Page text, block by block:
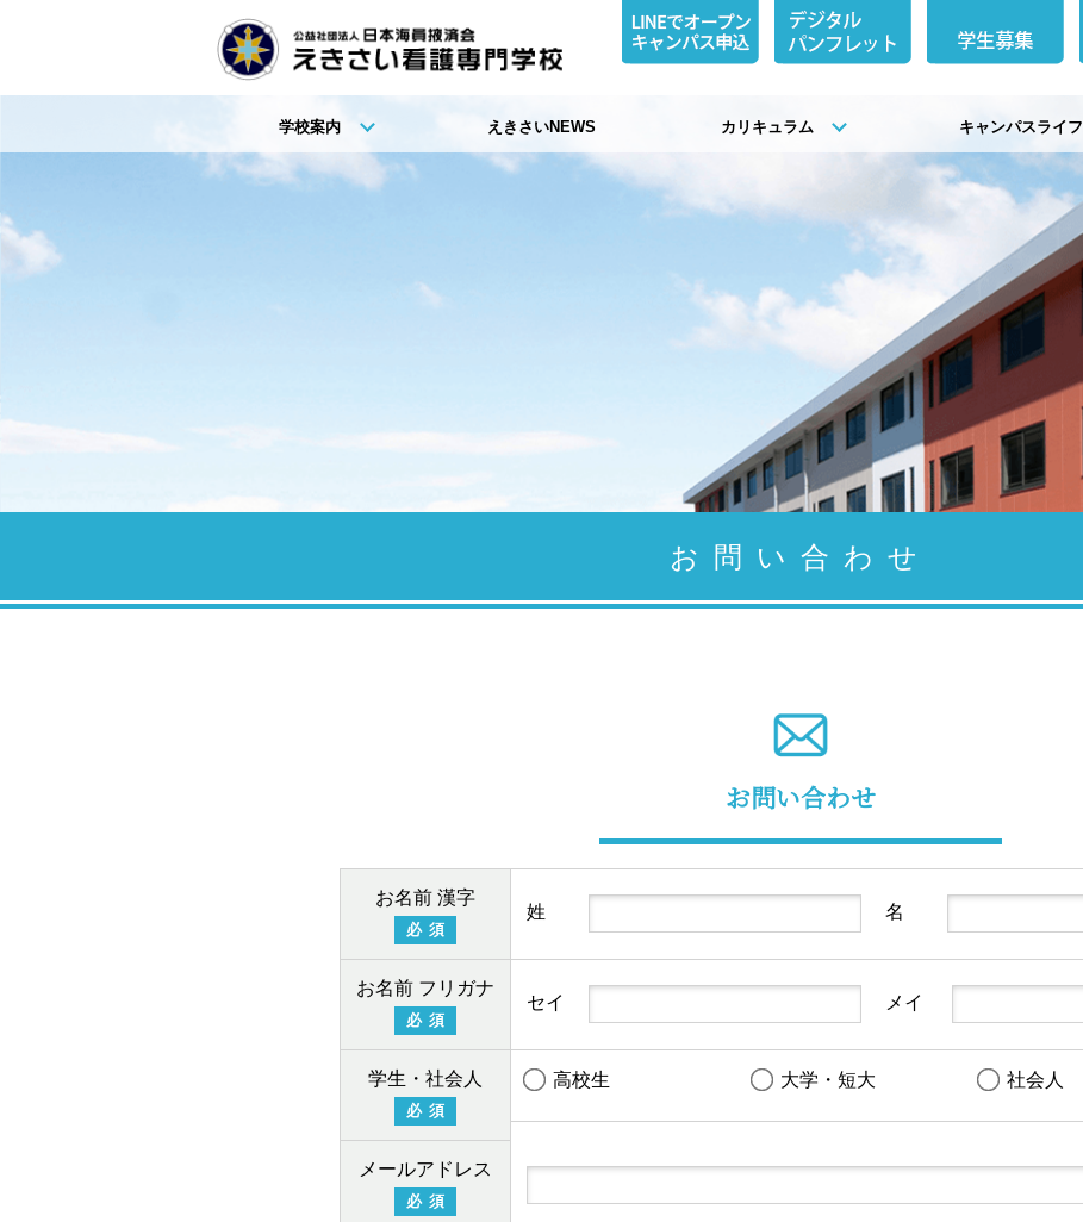
学校案内 えきさいNEWS カリキュラム キャンパスライフ
お問い合わせ
お問い合わせ
お名前 漢字
必須
姓 名
お名前 フリガナ
必須
セイ メイ
学生・社会人
必須
高校生 大学・短大 社会人
メールアドレス
必須